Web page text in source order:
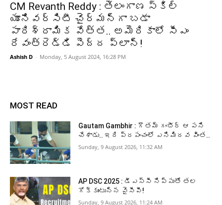
CM Revanth Reddy : తెలంగాణ స్కిల్‌
యూనివర్సిటీ చైర్మన్‌గా బడా
పారిశ్రామిక వేత్త.. అమెరికాలో సీఎం
రేవంత్‌రెడ్డి పెద్ద ప్లాన్!
Ashish D - Monday, 5 August 2024, 16:28 PM
MOST READ
Gautam Gambhir : గౌతమ్ గంభీర్ ఆ పని
చేశాడు.. ఇది ప్రపంచంలో ఎనిమిదవ వింత..
Sunday, 9 August 2026, 11:32 AM
AP DSC 2025 : డీఎస్సీ నిప్పుతో తల
గోక్కుంటున్న వైసీపీ!
Sunday, 9 August 2026, 11:24 AM